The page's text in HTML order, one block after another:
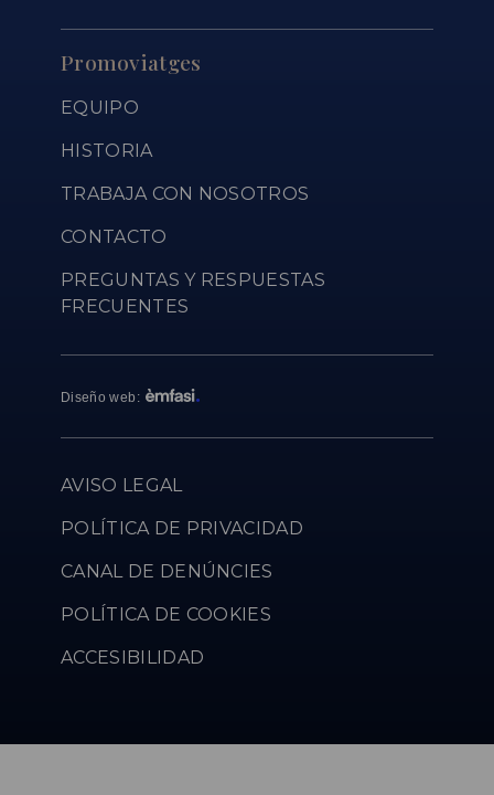
Promoviatges
EQUIPO
HISTORIA
TRABAJA CON NOSOTROS
CONTACTO
PREGUNTAS Y RESPUESTAS
FRECUENTES
AVISO LEGAL
POLÍTICA DE PRIVACIDAD
CANAL DE DENÚNCIES
POLÍTICA DE COOKIES
ACCESIBILIDAD
Diseño web :